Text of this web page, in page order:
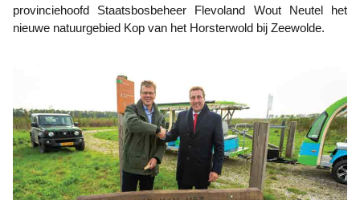
provinciehoofd Staatsbosbeheer Flevoland Wout Neutel het
nieuwe natuurgebied Kop van het Horsterwold bij Zeewolde.